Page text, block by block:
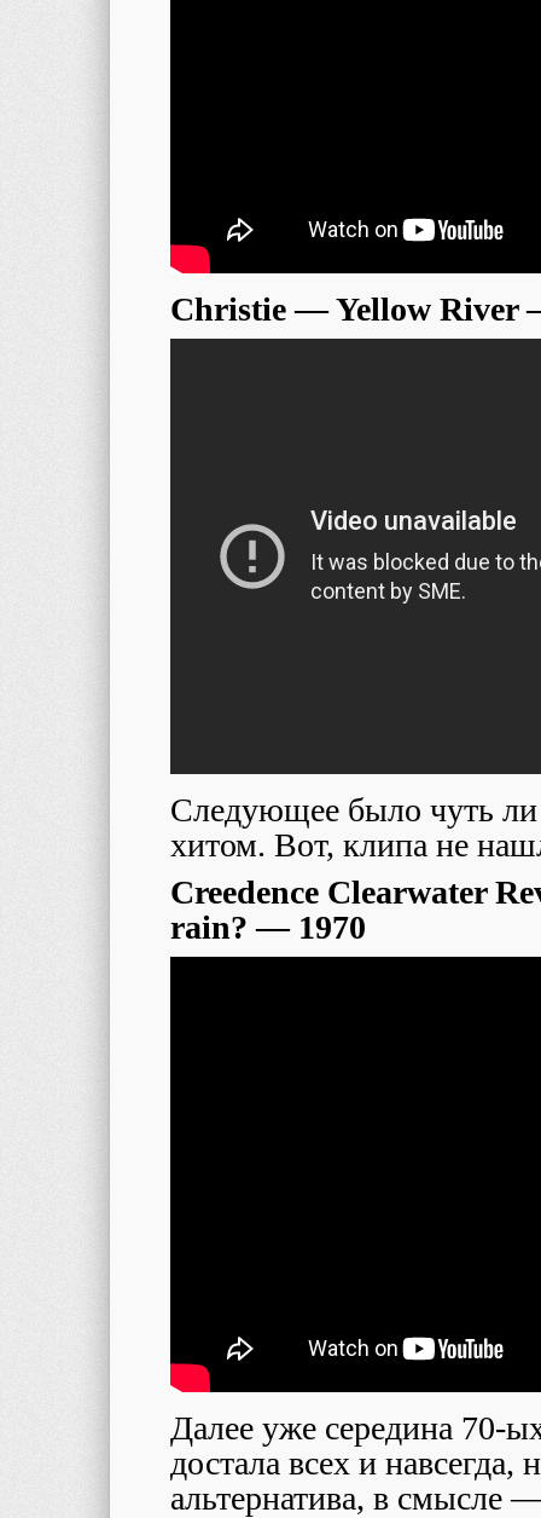
Christie — Yellow River
Следующее было чуть ли
хитом. Вот, клипа не
Creedence Clearwater
rain? — 1970
Далее уже середина 70-
достала всех и
альтернатива, в смысле